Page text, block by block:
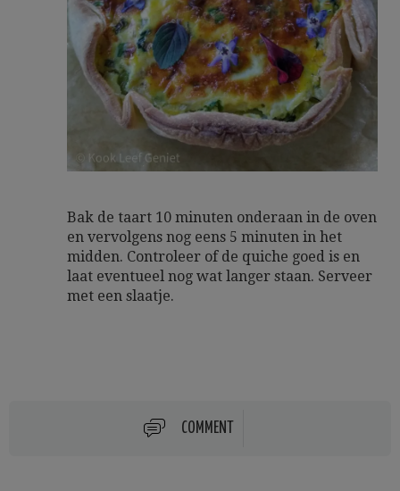
Bak de taart 10 minuten onderaan in de oven
en vervolgens nog eens 5 minuten in het
midden. Controleer of de quiche goed is en
laat eventueel nog wat langer staan. Serveer
met een slaatje.
COMMENT